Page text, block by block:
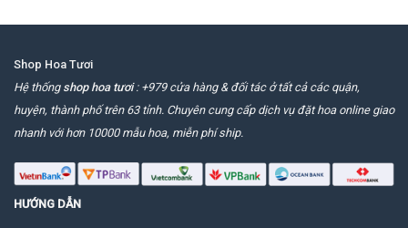
Shop Hoa Tươi
Hệ thống shop hoa tươi: +979 cửa hàng & đối tác ở tất cả các quận,
huyện, thành phố trên 63 tỉnh. Chuyên cung cấp dịch vụ đặt hoa online giao
nhanh với hơn 10000 mẫu hoa, miễn phí ship.
HƯỚNG DẪN